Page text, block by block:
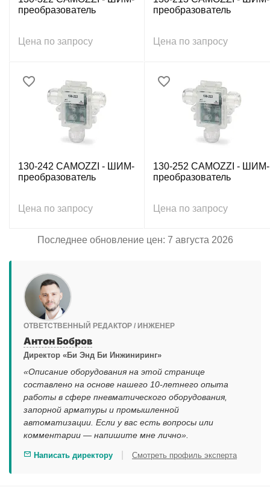
преобразователь
Цена по запросу
преобразователь
Цена по запросу
130-242 CAMOZZI - ШИМ-
преобразователь
Цена по запросу
130-252 CAMOZZI - ШИМ-
преобразователь
Цена по запросу
Последнее обновление цен: 7 августа 2026
ОТВЕТСТВЕННЫЙ РЕДАКТОР / ИНЖЕНЕР
Антон Бобров
Директор «Би Энд Би Инжиниринг»
«Описание оборудования на этой странице
составлено на основе нашего 10-летнего опыта
работы в сфере пневматического оборудования,
запорной арматуры и промышленной
автоматизации. Если у вас есть вопросы или
комментарии — напишите мне лично».
Написать директору Смотреть профиль эксперта